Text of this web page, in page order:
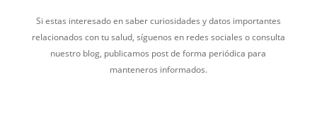
Si estas interesado en saber curiosidades y datos importantes
relacionados con tu salud, síguenos en redes sociales o consulta
nuestro blog, publicamos post de forma periódica para
manteneros informados.